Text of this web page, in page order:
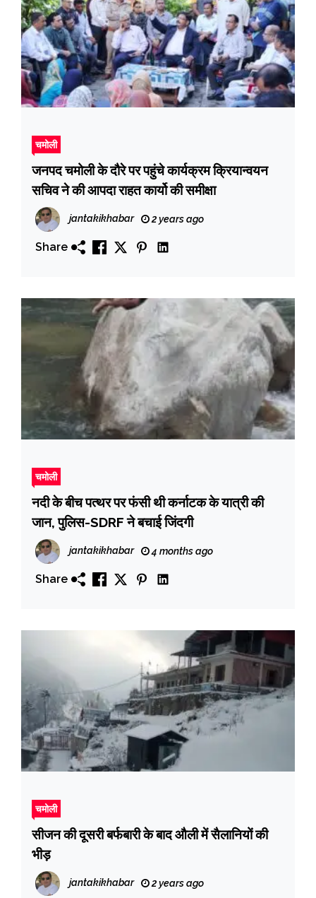
चमोली
जनपद चमोली के दौरे पर पहुंचे कार्यक्रम क्रियान्वयन
सचिव ने की आपदा राहत कार्यो की समीक्षा
jantakikhabar 2 years ago
Share
चमोली
नदी के बीच पत्थर पर फंसी थी कर्नाटक के यात्री की
जान, पुलिस-SDRF ने बचाई जिंदगी
jantakikhabar 4 months ago
Share
चमोली
सीजन की दूसरी बर्फबारी के बाद औली में सैलानियों की
भीड़
jantakikhabar 2 years ago